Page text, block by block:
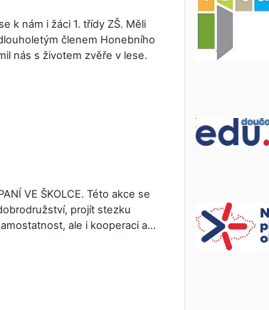
k nám i žáci 1. třídy ZŠ. Měli
členem Honebního
nás s životem zvěře v lese.
VE ŠKOLCE. Této akce se
projít stezku
ale i kooperaci a…